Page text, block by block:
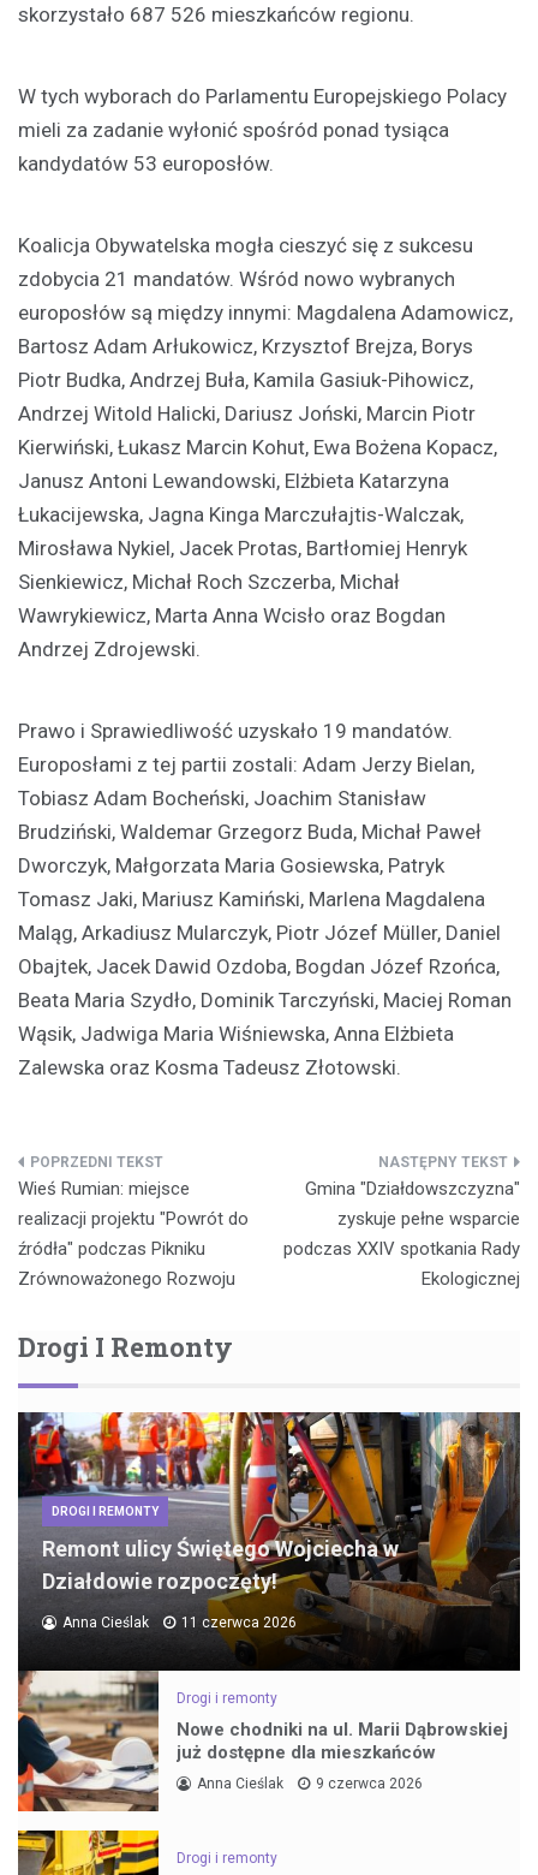
skorzystało 687 526 mieszkańców regionu.
W tych wyborach do Parlamentu Europejskiego Polacy
mieli za zadanie wyłonić spośród ponad tysiąca
kandydatów 53 europosłów.
Koalicja Obywatelska mogła cieszyć się z sukcesu
zdobycia 21 mandatów. Wśród nowo wybranych
europosłów są między innymi: Magdalena Adamowicz,
Bartosz Adam Arłukowicz, Krzysztof Brejza, Borys
Piotr Budka, Andrzej Buła, Kamila Gasiuk-Pihowicz,
Andrzej Witold Halicki, Dariusz Joński, Marcin Piotr
Kierwiński, Łukasz Marcin Kohut, Ewa Bożena Kopacz,
Janusz Antoni Lewandowski, Elżbieta Katarzyna
Łukacijewska, Jagna Kinga Marczułajtis-Walczak,
Mirosława Nykiel, Jacek Protas, Bartłomiej Henryk
Sienkiewicz, Michał Roch Szczerba, Michał
Wawrykiewicz, Marta Anna Wcisło oraz Bogdan
Andrzej Zdrojewski.
Prawo i Sprawiedliwość uzyskało 19 mandatów.
Europosłami z tej partii zostali: Adam Jerzy Bielan,
Tobiasz Adam Bocheński, Joachim Stanisław
Brudziński, Waldemar Grzegorz Buda, Michał Paweł
Dworczyk, Małgorzata Maria Gosiewska, Patryk
Tomasz Jaki, Mariusz Kamiński, Marlena Magdalena
Maląg, Arkadiusz Mularczyk, Piotr Józef Müller, Daniel
Obajtek, Jacek Dawid Ozdoba, Bogdan Józef Rzońca,
Beata Maria Szydło, Dominik Tarczyński, Maciej Roman
Wąsik, Jadwiga Maria Wiśniewska, Anna Elżbieta
Zalewska oraz Kosma Tadeusz Złotowski.
Nawigacja
wpisu
Wieś Rumian: miejsce
realizacji projektu "Powrót do
źródła" podczas Pikniku
Zrównoważonego Rozwoju
Gmina "Działdowszczyzna"
zyskuje pełne wsparcie
podczas XXIV spotkania Rady
Ekologicznej
Drogi I Remonty
DROGI I REMONTY
Remont ulicy Świętego Wojciecha w
Działdowie rozpoczęty!
Anna Cieślak 11 czerwca 2026
Drogi i remonty
Nowe chodniki na ul. Marii Dąbrowskiej
już dostępne dla mieszkańców
Anna Cieślak 9 czerwca 2026
Drogi i remonty